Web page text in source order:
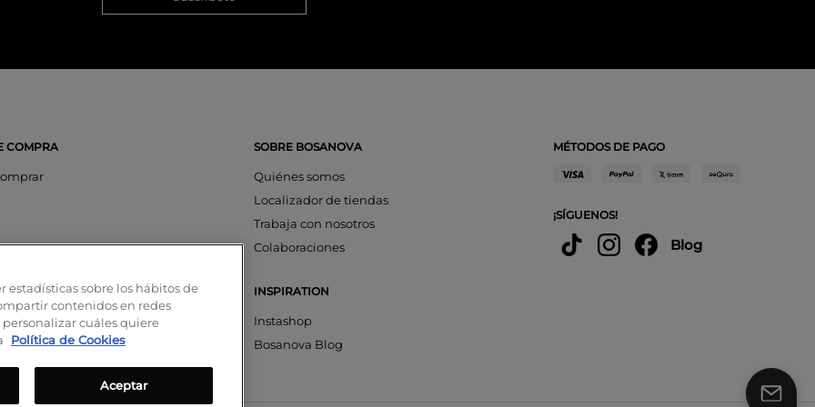
COMPRA
SeQura
SOBRE BOSANOVA
Quiénes somos
Localizador de tiendas
Trabaja con nosotros
Colaboraciones
INSPIRATION
Instashop
Bosanova Blog
MÉTODOS DE PAGO
¡SÍGUENOS!
Blog
estadísticas sobre los hábitos de
contenidos en redes
personalizar cuáles quiere
Política de Cookies
Aceptar